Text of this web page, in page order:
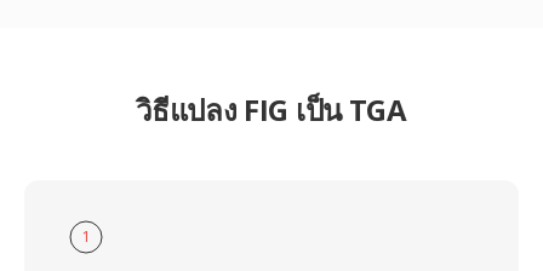
วิธีแปลง FIG เป็น TGA
1